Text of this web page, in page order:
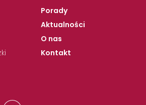
Porady
Aktualności
O nas
Kontakt